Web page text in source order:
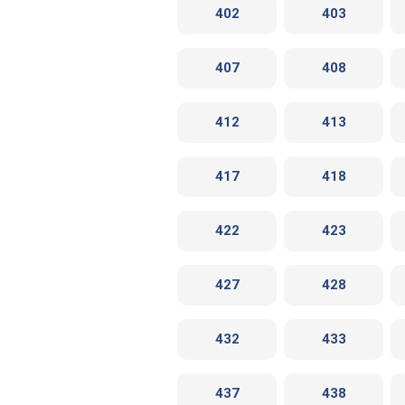
402 403
407 408
412 413
417 418
422 423
427 428
432 433
437 438